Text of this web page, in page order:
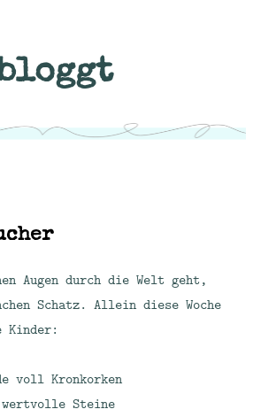
Augen durch die Welt geht,
Schatz.Allein diese Woche
Kinder:
voll Kronkorken
Steine